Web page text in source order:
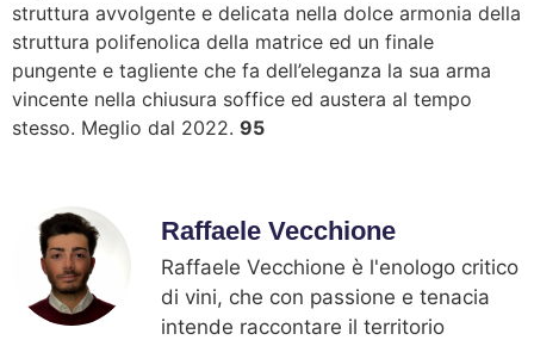
struttura avvolgente e delicata nella dolce armonia della
struttura polifenolica della matrice ed un finale
pungente e tagliente che fa dell’eleganza la sua arma
vincente nella chiusura soffice ed austera al tempo
stesso. Meglio dal 2022. 95
Raffaele Vecchione
Raffaele Vecchione è l'enologo critico
di vini, che con passione e tenacia
intende raccontare il territorio